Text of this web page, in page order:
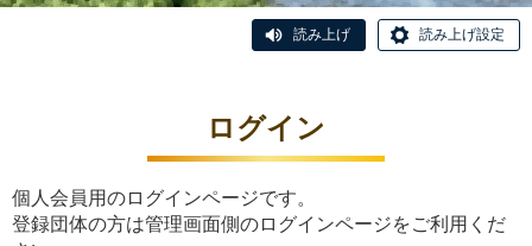
読み上げ 読み上げ設定
ログイン
個人会員用のログインページです。
登録団体の方は管理画面側のログインページをご利用くだ